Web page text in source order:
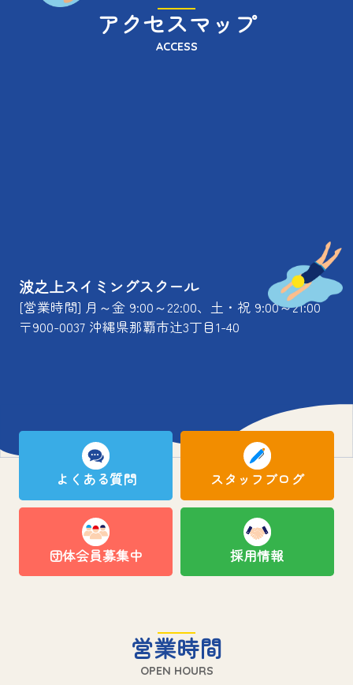
アクセスマップ
ACCESS
波之上スイミングスクール
[営業時間] 月～金 9:00～22:00、土・祝 9:00～21:00
〒900-0037 沖縄県那覇市辻3丁目1-40
よくある質問 スタッフブログ
団体会員募集中 採用情報
営業時間
OPEN HOURS